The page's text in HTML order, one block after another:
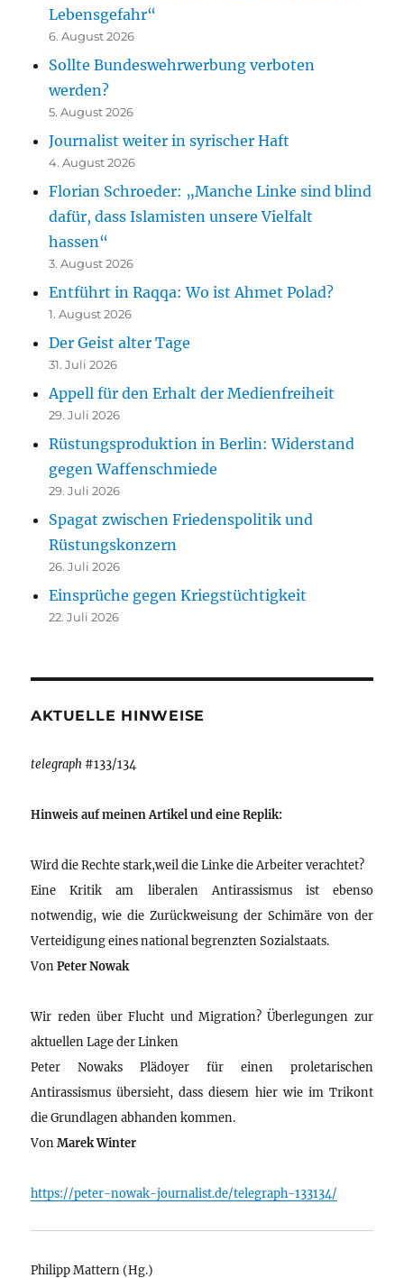
Lebensgefahr“
6. August 2026
Sollte Bundeswehrwerbung verboten
werden?
5. August 2026
Journalist weiter in syrischer Haft
4. August 2026
Florian Schroeder: „Manche Linke sind blind
dafür, dass Islamisten unsere Vielfalt
hassen“
3. August 2026
Entführt in Raqqa: Wo ist Ahmet Polad?
1. August 2026
Der Geist alter Tage
31. Juli 2026
Appell für den Erhalt der Medienfreiheit
29. Juli 2026
Rüstungsproduktion in Berlin: Widerstand
gegen Waffenschmiede
29. Juli 2026
Spagat zwischen Friedenspolitik und
Rüstungskonzern
26. Juli 2026
Einsprüche gegen Kriegstüchtigkeit
22. Juli 2026
AKTUELLE HINWEISE
telegraph #133/134
Hinweis auf meinen Artikel und eine Replik:
Wird die Rechte stark,weil die Linke die Arbeiter verachtet?
Eine Kritik am liberalen Antirassismus ist ebenso
notwendig, wie die Zurückweisung der Schimäre von der
Verteidigung eines national begrenzten Sozialstaats.
VonPeter Nowak
Wir reden über Flucht und Migration? Überlegungen zur
aktuellen Lage der Linken
Peter Nowaks Plädoyer für einen proletarischen
Antirassismus übersieht, dass diesem hier wie im Trikont
die Grundlagen abhanden kommen.
VonMarek Winter
https://peter-nowak-journalist.de/telegraph-133134/
Philipp Mattern (Hg.)